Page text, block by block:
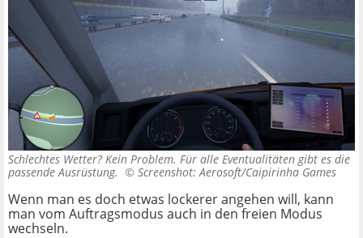
Schlechtes Wetter? Kein Problem. Für alle Eventualitäten gibt es die
passende Ausrüstung. © Screenshot: Aerosoft/Caipirinha Games
Wenn man es doch etwas lockerer angehen will, kann
man vom Auftragsmodus auch in den freien Modus
wechseln.